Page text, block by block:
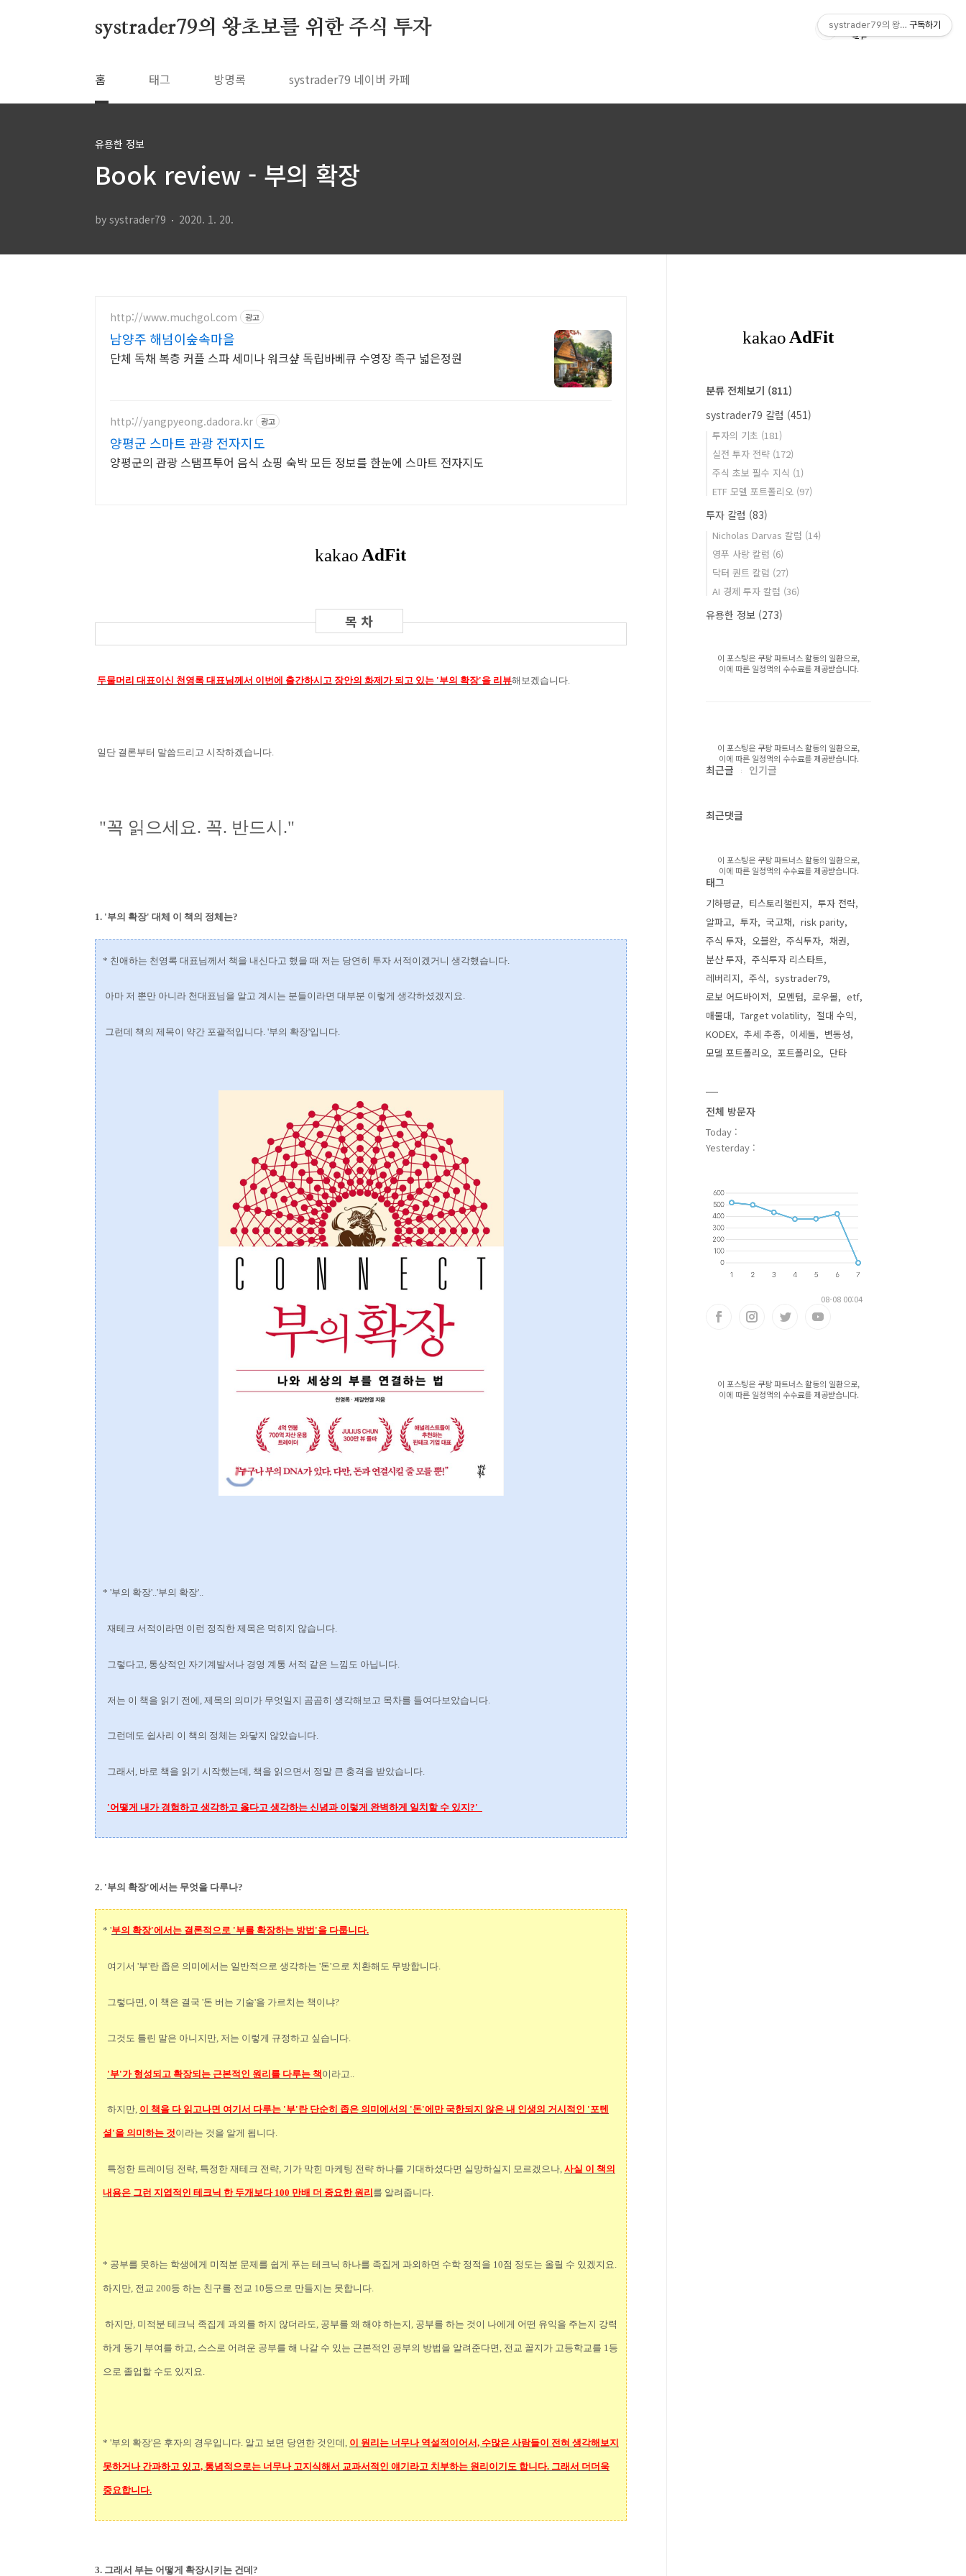
systrader79의 왕초보를 위한 주식 투자
홈 태그 방명록 systrader79 네이버 카페
유용한 정보
Book review - 부의 확장
by systrader79 2020. 1. 20.
http://www.muchgol.com 광고
남양주 해넘이숲속마을
단체 독채 복층 커플 스파 세미나 워크샾 독립바베큐 수영장 족구 넓은정원
http://yangpyeong.dadora.kr 광고
양평군 스마트 관광 전자지도
양평군의 관광 스탬프투어 음식 쇼핑 숙박 모든 정보를 한눈에 스마트 전자지도
두물머리 대표이신 천영록 대표님께서 이번에 출간하시고 장안의 화제가 되고 있는 '부의 확장'을 리뷰해보겠습니다.
일단 결론부터 말씀드리고 시작하겠습니다.
"꼭 읽으세요. 꼭. 반드시."
1. '부의 확장' 대체 이 책의 정체는?
* 친애하는 천영록 대표님께서 책을 내신다고 했을 때 저는 당연히 투자 서적이겠거니 생각했습니다.
아마 저 뿐만 아니라 천대표님을 알고 계시는 분들이라면 대부분 이렇게 생각하셨겠지요.
그런데 책의 제목이 약간 포괄적입니다. '부의 확장'입니다.
* '부의 확장'..'부의 확장'..
재테크 서적이라면 이런 정직한 제목은 먹히지 않습니다.
그렇다고, 통상적인 자기계발서나 경영 계통 서적 같은 느낌도 아닙니다.
저는 이 책을 읽기 전에, 제목의 의미가 무엇일지 곰곰히 생각해보고 목차를 들여다보았습니다.
그런데도 쉽사리 이 책의 정체는 와닿지 않았습니다.
그래서, 바로 책을 읽기 시작했는데, 책을 읽으면서 정말 큰 충격을 받았습니다.
'어떻게 내가 경험하고 생각하고 옳다고 생각하는 신념과 이렇게 완벽하게 일치할 수 있지?'
2. '부의 확장'에서는 무엇을 다루나?
* '부의 확장'에서는 결론적으로 '부를 확장하는 방법'을 다룹니다.
여기서 '부'란 좁은 의미에서는 일반적으로 생각하는 '돈'으로 치환해도 무방합니다.
그렇다면, 이 책은 결국 '돈 버는 기술'을 가르치는 책이냐?
그것도 틀린 말은 아니지만, 저는 이렇게 규정하고 싶습니다.
'부'가 형성되고 확장되는 근본적인 원리를 다루는 책이라고..
하지만, 이 책을 다 읽고나면 여기서 다루는 '부'란 단순히 좁은 의미에서의 '돈'에만 국한되지 않은 내 인생의 거시적인 '포텐
셜'을 의미하는 것이라는 것을 알게 됩니다.
특정한 트레이딩 전략, 특정한 재테크 전략, 기가 막힌 마케팅 전략 하나를 기대하셨다면 실망하실지 모르겠으나, 사실 이 책의
내용은 그런 지엽적인 테크닉 한 두개보다 100 만배 더 중요한 원리 를 알려줍니다.
* 공부를 못하는 학생에게 미적분 문제를 쉽게 푸는 테크닉 하나를 족집게 과외하면 수학 정적을 10점 정도는 올릴 수 있겠지요.
하지만, 전교 200등 하는 친구를 전교 10등으로 만들지는 못합니다.
하지만, 미적분 테크닉 족집게 과외를 하지 않더라도, 공부를 왜 해야 하는지, 공부를 하는 것이 나에게 어떤 유익을 주는지 강력
하게 동기 부여를 하고, 스스로 어려운 공부를 해 나갈 수 있는 근본적인 공부의 방법을 알려준다면, 전교 꼴지가 고등학교를 1등
으로 졸업할 수도 있지요.
* '부의 확장'은 후자의 경우입니다. 알고 보면 당연한 것인데, 이 원리는 너무나 역설적이어서, 수많은 사람들이 전혀 생각해보지
못하거나 간과하고 있고, 통념적으로는 너무나 고지식해서 교과서적인 얘기라고 치부하는 원리이기도 합니다. 그래서 더더욱
중요합니다.
3. 그래서 부는 어떻게 확장시키는 건데?
분류 전체보기 (811)
systrader79 칼럼 (451)
투자의 기초 (181)
실전 투자 전략 (172)
주식 초보 필수 지식 (1)
ETF 모델 포트폴리오 (97)
투자 칼럼 (83)
Nicholas Darvas 칼럼 (14)
영푸 사랑 칼럼 (6)
닥터 퀀트 칼럼 (27)
AI 경제 투자 칼럼 (36)
유용한 정보 (273)
이 포스팅은 쿠팡 파트너스 활동의 일환으로,
이에 따른 일정액의 수수료를 제공받습니다.
이 포스팅은 쿠팡 파트너스 활동의 일환으로,
이에 따른 일정액의 수수료를 제공받습니다.
최근글 인기글
최근댓글
이 포스팅은 쿠팡 파트너스 활동의 일환으로,
이에 따른 일정액의 수수료를 제공받습니다.
태그
기하평균 티스토리챌린지
투자 전략
알파고
투자 국고채
risk parity
주식 투자
오블완 주식투자
채권
분산 투자
주식투자 리스타트
레버리지
주식
systrader79
로보 어드바이저
모멘텀 로우볼
etf
매물대
Target volatility
절대 수익
KODEX
추세 추종 이세돌
변동성
모델 포트폴리오
포트폴리오 단타
전체 방문자
Today :
Yesterday :
08-08 00:04
이 포스팅은 쿠팡 파트너스 활동의 일환으로,
이에 따른 일정액의 수수료를 제공받습니다.
systrader79의 왕초보를 위한 주식
구독하기